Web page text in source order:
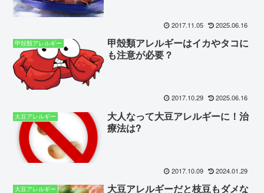
2017.11.05 2025.06.16
甲殻類アレルギー
甲殻類アレルギーはイカやタコに
も注意が必要？
2017.10.29 2025.06.16
大豆アレルギー
大人なって大豆アレルギーに！治
療法は?
2017.10.09 2024.01.29
大豆アレルギー
大豆アレルギーだと枝豆もダメな